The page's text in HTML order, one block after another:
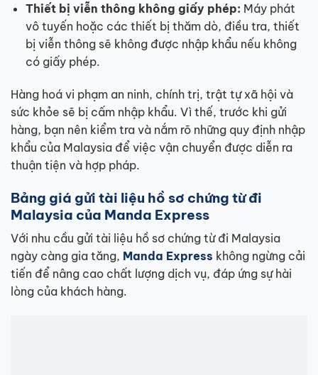
Thiết bị viễn thông không giấy phép: Máy phát
vô tuyến hoặc các thiết bị thăm dò, điều tra, thiết
bị viễn thông sẽ không được nhập khẩu nếu không
có giấy phép.
Hàng hoá vi phạm an ninh, chính trị, trật tự xã hội và
sức khỏe sẽ bị cấm nhập khẩu. Vì thế, trước khi gửi
hàng, bạn nên kiểm tra và nắm rõ những quy định nhập
khẩu của Malaysia để việc vận chuyển được diễn ra
thuận tiện và hợp pháp.
Bảng giá gửi tài liệu hồ sơ chứng từ đi
Malaysia của Manda Express
Với nhu cầu gửi tài liệu hồ sơ chứng từ đi Malaysia
ngày càng gia tăng, Manda Express không ngừng cải
tiến để nâng cao chất lượng dịch vụ, đáp ứng sự hài
lòng của khách hàng.